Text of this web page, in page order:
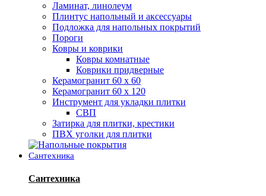
Ламинат, линолеум
Плинтус напольный и аксессуары
Подложка для напольных покрытий
Пороги
Ковры и коврики
Ковры комнатные
Коврики придверные
Керамогранит 60 х 60
Керамогранит 60 х 120
Инструмент для укладки плитки
СВП
Затирка для плитки, крестики
ПВХ уголки для плитки
Сантехника
Сантехника